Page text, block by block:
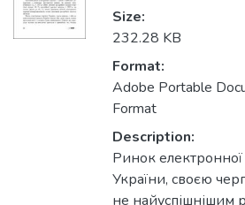
Size:
232.28 KB
Format:
Adobe Portable
Format
Description:
Ринок електронної
України, своєю
не найуспішнішим